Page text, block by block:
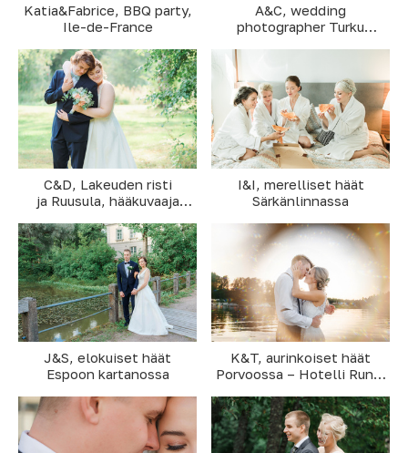
Katia&Fabrice, BBQ party,
Ile-de-France
A&C, wedding
photographer Turku
Arkkipiispantalo & Gräddа
C&D, Lakeuden risti
ja Ruusula, hääkuvaaja
I&I, merelliset häät
Särkänlinnassa
J&S, elokuiset häät
Espoon kartanossa
K&T, aurinkoiset häät
Porvoossa – Hotelli Runo,